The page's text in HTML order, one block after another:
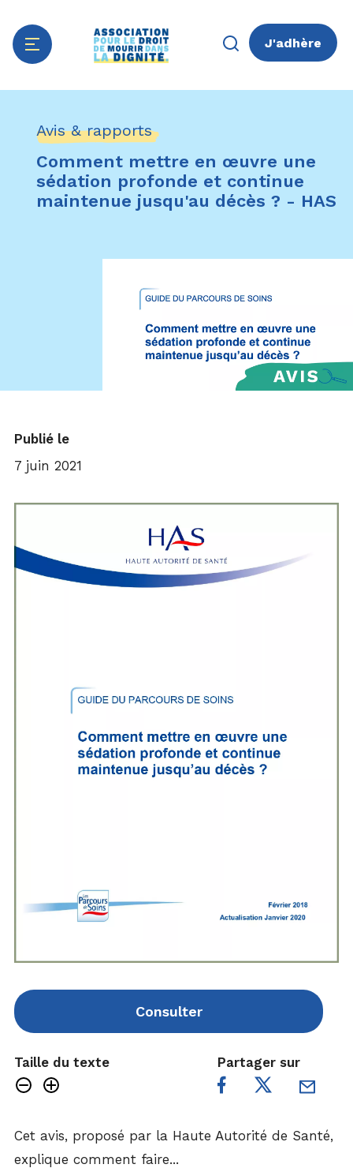
contenu
principal
J'adhère
Avis & rapports
Comment mettre en œuvre une
sédation profonde et continue
maintenue jusqu'au décès ? - HAS
Publié le
7 juin 2021
Consulter
Taille du texte Partager sur
Cet avis, proposé par la Haute Autorité de Santé,
explique comment faire...